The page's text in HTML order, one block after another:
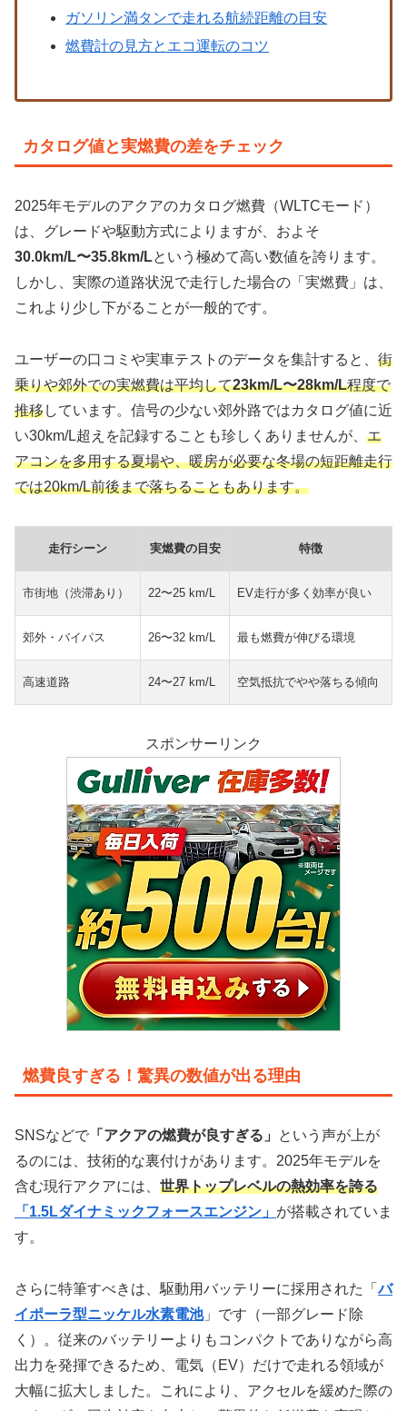
ガソリン満タンで走れる航続距離の目安
燃費計の見方とエコ運転のコツ
カタログ値と実燃費の差をチェック
2025年モデルのアクアのカタログ燃費（WLTCモード）
は、グレードや駆動方式によりますが、およそ
30.0km/L〜35.8km/Lという極めて高い数値を誇ります。
しかし、実際の道路状況で走行した場合の「実燃費」は、
これより少し下がることが一般的です。
ユーザーの口コミや実車テストのデータを集計すると、 街
乗りや郊外での実燃費は平均して23km/L〜28km/L程度で
推移しています。信号の少ない郊外路ではカタログ値に近
い30km/L超えを記録することも珍しくありませんが、 エ
アコンを多用する夏場や、暖房が必要な冬場の短距離走行
では20km/L前後まで落ちることもあります。
走行シーン 実燃費の目安 特徴
市街地（渋滞あり） 22〜25 km/L EV走行が多く効率が良い
郊外・バイパス 26〜32 km/L 最も燃費が伸びる環境
高速道路 24〜27 km/L 空気抵抗でやや落ちる傾向
スポンサーリンク
燃費良すぎる！驚異の数値が出る理由
SNSなどで 「アクアの燃費が良すぎる」
という声が上が
るのには、技術的な裏付けがあります。2025年モデルを
含む現行アクアには、 世界トップレベルの熱効率を誇る
「1.5Lダイナミックフォースエンジン」 が搭載されていま
す。
さらに特筆すべきは、駆動用バッテリーに採用された「バ
イポーラ型ニッケル水素電池」です（一部グレード除
く）。従来のバッテリーよりもコンパクトでありながら高
出力を発揮できるため、電気（EV）だけで走れる領域が
大幅に拡大しました。これにより、アクセルを緩めた際の